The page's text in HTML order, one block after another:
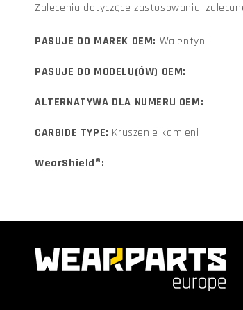
Zalecenia dotyczące zastosowania:
PASUJE DO MAREK OEM: Walentyni
PASUJE DO MODELU(ÓW) OEM:
ALTERNATYWA DLA NUMERU OEM:
CARBIDE TYPE: Kruszenie kamieni
WearShield®: